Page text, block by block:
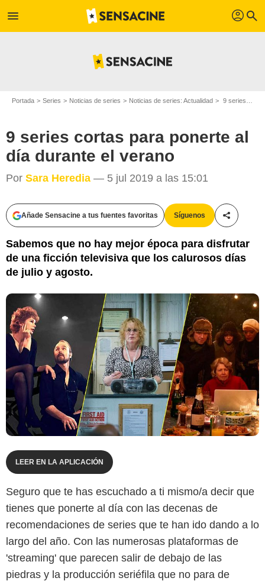
menu profil search
Portada Series Noticias de series Noticias de series: Actualidad 9 series cortas para ponerte al día durante el verano
9 series cortas para ponerte al
día durante el verano
Por Sara Heredia — 5 jul 2019 a las 15:01
Añade Sensacine a tus fuentes favoritas Síguenos
Sabemos que no hay mejor época para disfrutar
de una ficción televisiva que los calurosos días
de julio y agosto.
LEER EN LA APLICACIÓN
Seguro que te has escuchado a ti mismo/a decir que
tienes que ponerte al día con las decenas de
recomendaciones de series que te han ido dando a lo
largo del año. Con las numerosas plataformas de
'streaming' que parecen salir de debajo de las
piedras y la producción seriéfila que no para de